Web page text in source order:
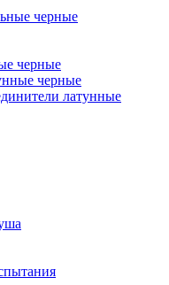
черные
черные
черные
латунные